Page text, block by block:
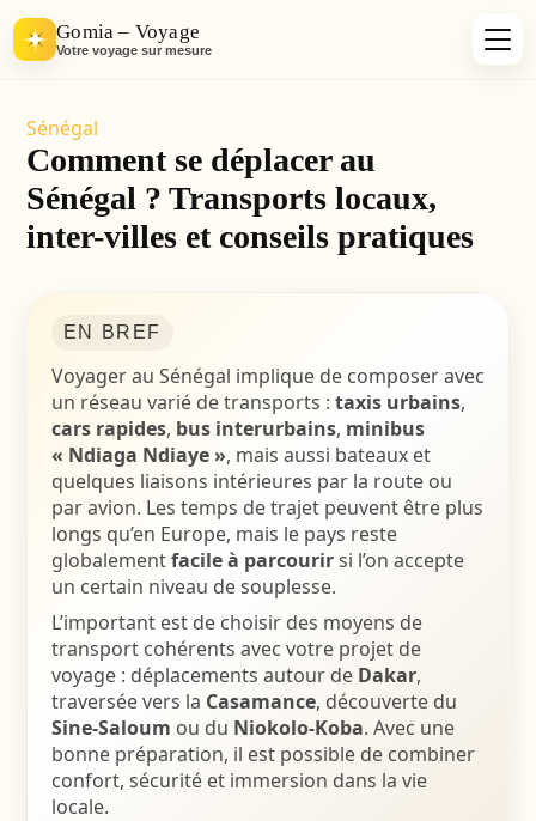
Gomia – Voyage
Votre voyage sur mesure
Sénégal
Comment se déplacer au
Sénégal ? Transports locaux,
inter-villes et conseils pratiques
EN BREF
Voyager au Sénégal implique de composer avec
un réseau varié de transports : taxis urbains,
cars rapides, bus interurbains, minibus
« Ndiaga Ndiaye », mais aussi bateaux et
quelques liaisons intérieures par la route ou
par avion. Les temps de trajet peuvent être plus
longs qu’en Europe, mais le pays reste
globalementfacile à parcourirsi l’on accepte
un certain niveau de souplesse.
L’important est de choisir des moyens de
transport cohérents avec votre projet de
voyage : déplacements autour de Dakar,
traversée vers la Casamance, découverte du
Sine-Saloum ou du Niokolo-Koba. Avec une
bonne préparation, il est possible de combiner
confort, sécurité et immersion dans la vie
locale.